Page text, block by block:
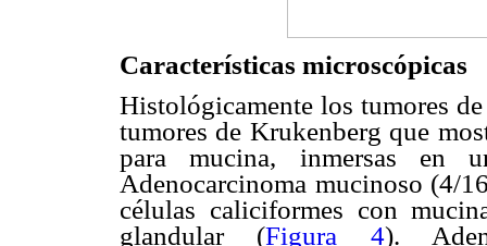
Características microscópicas
Histológicamente los tumores
tumores de Krukenberg que
para mucina, inmersas en
Adenocarcinoma mucinoso (4/
células caliciformes con
glandular (Figura 4).